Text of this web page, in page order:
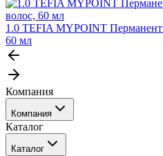
1.0 TEFIA MYPOINT
60 мл
Компания
Компания
События
Покупателю
Каталог
Каталог